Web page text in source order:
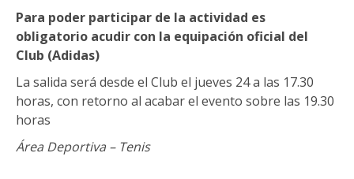
Para poder participar de la actividad es
obligatorio acudir con la equipación oficial del
Club (Adidas)
La salida será desde el Club el jueves 24 a las 17.30
horas, con retorno al acabar el evento sobre las 19.30
horas
Área Deportiva – Tenis